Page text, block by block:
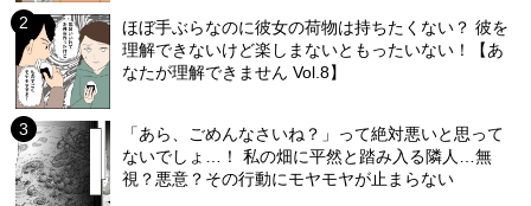
ほぼ手ぶらなのに彼女の荷物は持ちたくない？ 彼を
理解できないけど楽しまないともったいない！【あ
なたが理解できません Vol.8】
「あら、ごめんなさいね？」って絶対悪いと思って
ないでしょ…！ 私の畑に平然と踏み入る隣人…無
視？悪意？その行動にモヤモヤが止まらない